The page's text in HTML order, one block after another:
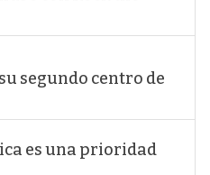
segundo centro de
es una prioridad